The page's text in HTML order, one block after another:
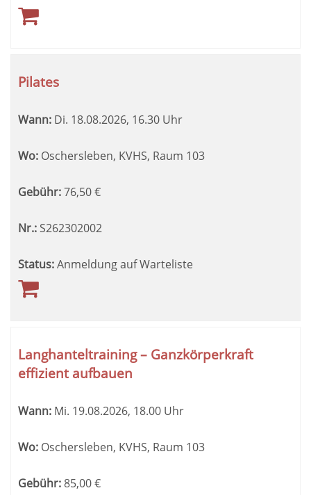
Pilates
Wann: Di. 18.08.2026, 16.30 Uhr
Wo: Oschersleben, KVHS, Raum 103
Gebühr:76,50€
Nr.: S262302002
Status:Anmeldung auf Warteliste
Langhanteltraining – Ganzkörperkraft
effizient aufbauen
Wann: Mi. 19.08.2026, 18.00 Uhr
Wo: Oschersleben, KVHS, Raum 103
Gebühr:85,00€